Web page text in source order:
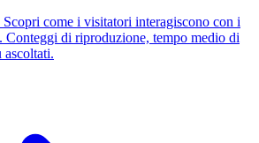
Scopri come i visitatori interagiscono con i
Conteggi di riproduzione, tempo medio di
ascoltati.